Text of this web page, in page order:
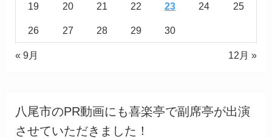
19 20 21 22 23 24 25
26 27 28 29 30
« 9月 12月 »
八尾市のPR動画にも喜楽亭で副席亭が出演
させていただきました！